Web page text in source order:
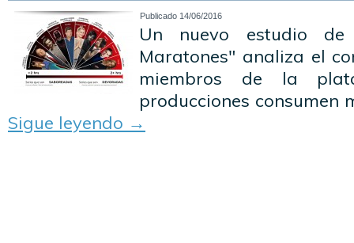
Publicado 14/06/2016
Un nuevo estudio
Maratones" analiza el
miembros de la
producciones consumen
Sigue leyendo →